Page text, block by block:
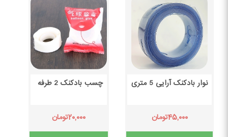
نوار بادکنک آرایی 5 متری
۴۵,۰۰۰تومان
چسب بادکنک 2 طرفه
۲۰,۰۰۰تومان